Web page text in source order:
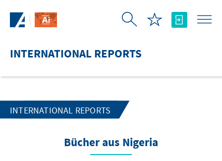
INTERNATIONAL REPORTS
INTERNATIONAL REPORTS
Bücher aus Nigeria